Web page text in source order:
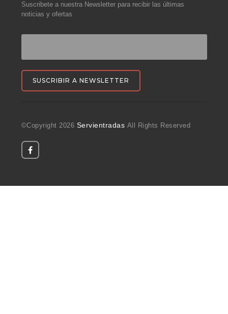
Suscribete a nuestra Newsletter para recibir las últimas
noticias y ofertas
SUSCRIBIR A NEWSLETTER
©Copyright 2026 Servientradas All Rights Reserved